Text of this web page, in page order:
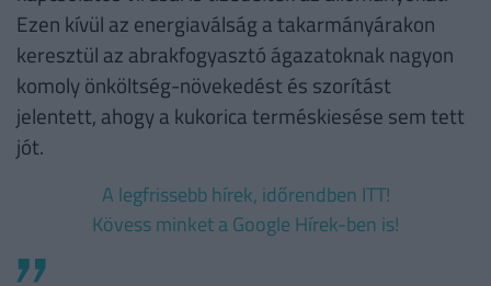
Ezen kívül az energiaválság a takarmányárakon
keresztül az abrakfogyasztó ágazatoknak nagyon
komoly önköltség-növekedést és szorítást
jelentett, ahogy a kukorica terméskiesése sem tett
jót.
A legfrissebb hírek, időrendben ITT!
Kövess minket a Google Hírek-ben is!